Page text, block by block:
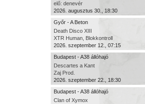
elő: denevér
2026. augusztus 30., 18:30
Győr - A Beton
Death Disco XIII
XTR Human, Blokkontroll
2026. szeptember 12., 07:15
Budapest - A38 állóhajó
Descartes a Kant
Zaj Prod.
2026. szeptember 22., 18:30
Budapest - A38 állóhajó
Clan of Xymox